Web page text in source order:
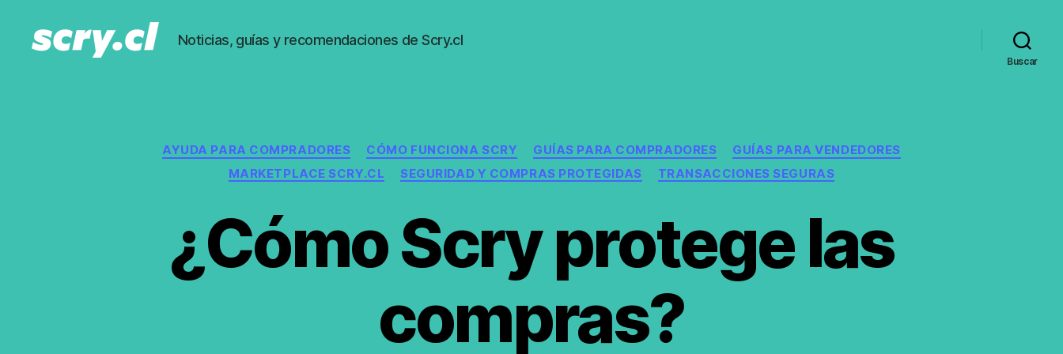
Noticias, guías y recomendaciones de Scry.cl
Buscar
Categorías
AYUDA PARA COMPRADORES CÓMO FUNCIONA SCRY GUÍAS PARA COMPRADORES
GUÍAS PARA VENDEDORES
MARKETPLACE SCRY.CL
SEGURIDAD Y COMPRAS PROTEGIDAS TRANSACCIONES SEGURAS
¿Cómo Scry protege las
compras?